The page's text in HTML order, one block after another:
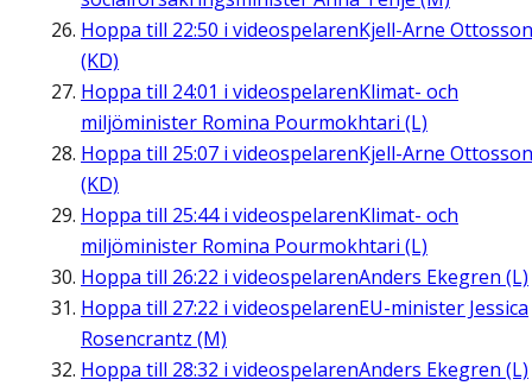
Hoppa till 22:50 i videospelarenKjell-Arne Ottosson
(KD)
Hoppa till 24:01 i videospelarenKlimat- och
miljöminister Romina Pourmokhtari (L)
Hoppa till 25:07 i videospelarenKjell-Arne Ottosson
(KD)
Hoppa till 25:44i videospelarenKlimat- och
miljöminister Romina Pourmokhtari (L)
Hoppa till 26:22 i videospelarenAnders Ekegren (L)
Hoppa till 27:22 i videospelarenEU-minister Jessica
Rosencrantz (M)
Hoppa till 28:32 i videospelarenAnders Ekegren (L)